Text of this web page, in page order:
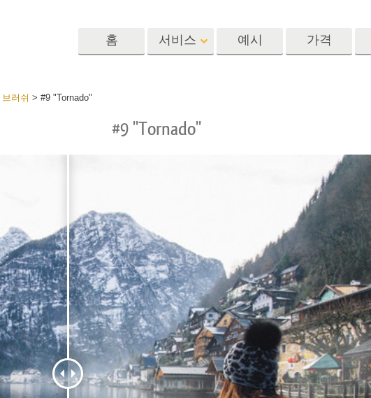
홈 서비스
편집 서비스 AI로 생성된 의류 모델 이미지 조작 서비스
터칭 서비스 주얼리 리터칭 서비스 AI 훈련 데이터
예시 가격
포토샵 액션
Ps 오버레이 전체 컬렉
션
어린이 생일 초대장
러쉬 > #9 "Tornado"
#9 "Tornado"